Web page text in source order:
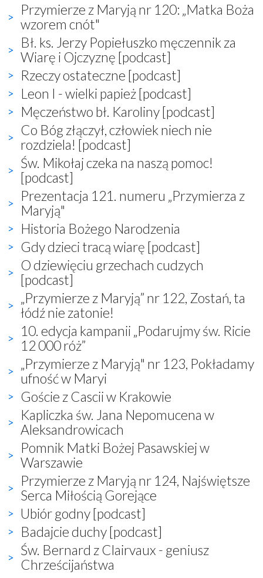
Przymierze z Maryją nr 120: „Matka Boża
wzorem cnót"
Bł. ks. Jerzy Popiełuszko męczennik za
Wiarę i Ojczyznę [podcast]
Rzeczy ostateczne [podcast]
Leon I - wielki papież [podcast]
Męczeństwo bł. Karoliny [podcast]
Co Bóg złączył, człowiek niech nie
rozdziela! [podcast]
Św. Mikołaj czeka na naszą pomoc!
[podcast]
Prezentacja 121. numeru „Przymierza z
Maryją"
Historia Bożego Narodzenia
Gdy dzieci tracą wiarę [podcast]
O dziewięciu grzechach cudzych
[podcast]
„Przymierze z Maryją” nr 122, Zostań, ta
łódź nie zatonie!
10. edycja kampanii „Podarujmy św. Ricie
12 000 róż”
„Przymierze z Maryją" nr 123, Pokładamy
ufność w Maryi
Goście z Cascii w Krakowie
Kapliczka św. Jana Nepomucena w
Aleksandrowicach
Pomnik Matki Bożej Pasawskiej w
Warszawie
Przymierze z Maryją nr 124, Najświętsze
Serca Miłością Gorejące
Ubiór godny [podcast]
Badajcie duchy [podcast]
Św. Bernard z Clairvaux - geniusz
Chrześcijaństwa